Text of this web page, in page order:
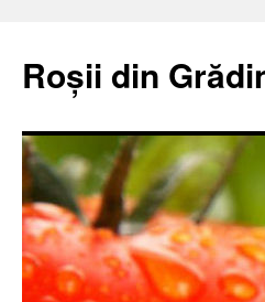
content
Roșii din